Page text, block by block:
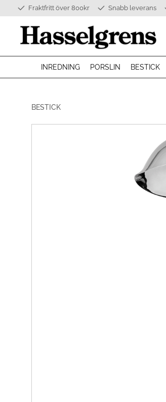
Fraktfritt över 800kr Snabb leverans
INREDNING PORSLIN BESTICK
BESTICK